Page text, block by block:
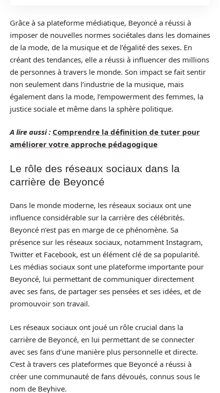
Grâce à sa plateforme médiatique, Beyoncé a réussi à
imposer de nouvelles normes sociétales dans les domaines
de la mode, de la musique et de l’égalité des sexes. En
créant des tendances, elle a réussi à influencer des millions
de personnes à travers le monde. Son impact se fait sentir
non seulement dans l’industrie de la musique, mais
également dans la mode, l’empowerment des femmes, la
justice sociale et même dans la sphère politique.
A lire aussi : Comprendre la définition de tuter pour
améliorer votre approche pédagogique
Le rôle des réseaux sociaux dans la
carrière de Beyoncé
Dans le monde moderne, les réseaux sociaux ont une
influence considérable sur la carrière des célébrités.
Beyoncé n’est pas en marge de ce phénomène. Sa
présence sur les réseaux sociaux, notamment Instagram,
Twitter et Facebook, est un élément clé de sa popularité.
Les médias sociaux sont une plateforme importante pour
Beyoncé, lui permettant de communiquer directement
avec ses fans, de partager ses pensées et ses idées, et de
promouvoir son travail.
Les réseaux sociaux ont joué un rôle crucial dans la
carrière de Beyoncé, en lui permettant de se connecter
avec ses fans d’une manière plus personnelle et directe.
C’est à travers ces plateformes que Beyoncé a réussi à
créer une communauté de fans dévoués, connus sous le
nom de Beyhive.